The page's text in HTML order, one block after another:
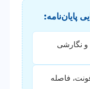
پایان‌نامه:
و نگارشی
فاصله